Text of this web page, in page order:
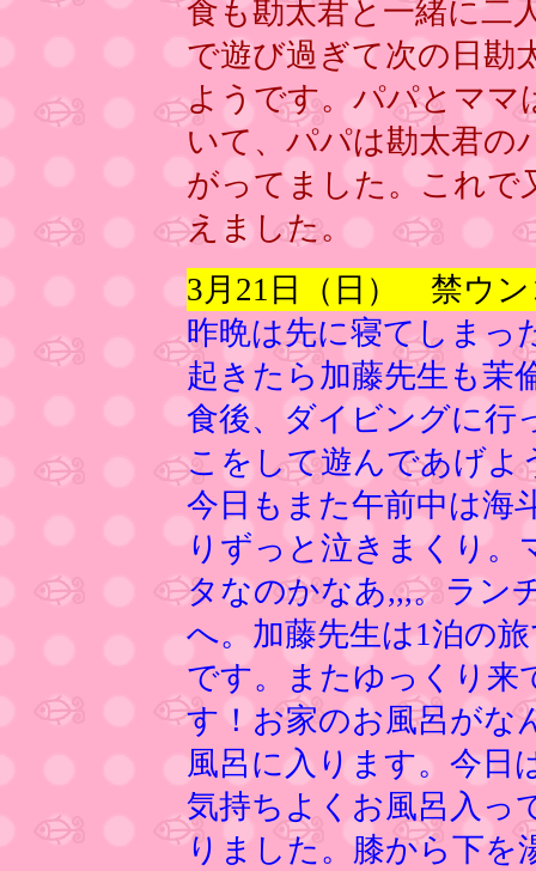
食も勘太君と一緒に二
で遊び過ぎて次の日勘
ようです。パパとママ
いて、パパは勘太君の
がってました。これで
えました。
3月21日（日） 禁ウ
昨晩は先に寝てしまっ
起きたら加藤先生も茉
食後、ダイビングに行
こをして遊んであげよ
今日もまた午前中は海
りずっと泣きまくり
タなのかなあ,,,。ラン
へ。加藤先生は1泊の
です。またゆっくり来
す！お家のお風呂がな
風呂に入ります。今日
気持ちよくお風呂入っ
りました。膝から下を